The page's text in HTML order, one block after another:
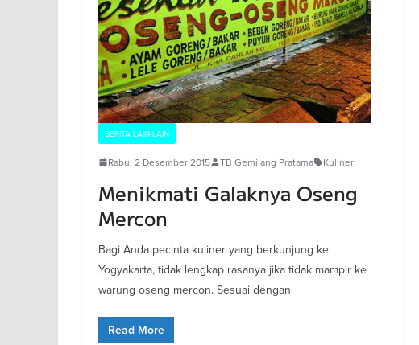
BERITA LAIN-LAIN
Rabu, 2 Desember 2015 TB Gemilang Pratama Kuliner
Menikmati Galaknya Oseng
Mercon
Bagi Anda pecinta kuliner yang berkunjung ke
Yogyakarta, tidak lengkap rasanya jika tidak mampir ke
warung oseng mercon. Sesuai dengan
Read More